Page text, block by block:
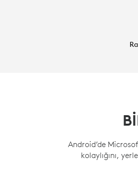
Android’de
kolaylığını,